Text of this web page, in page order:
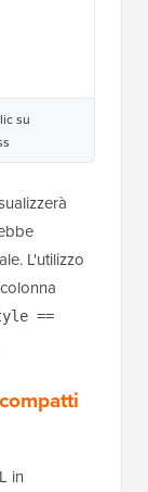
su
L'utilizzo
==
in